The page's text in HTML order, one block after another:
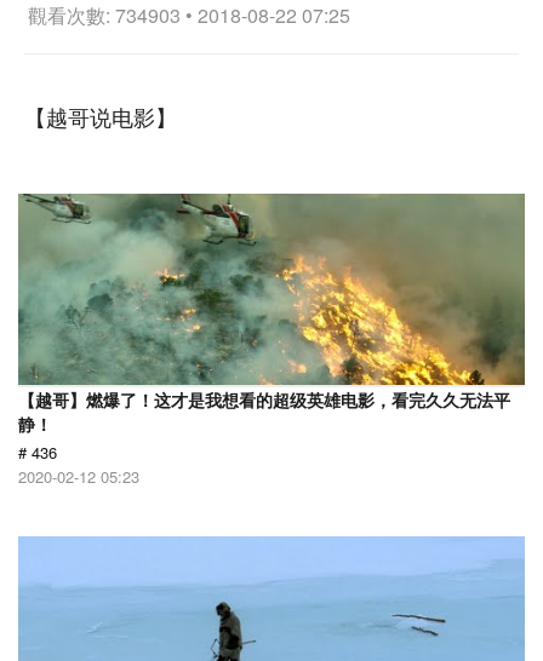
觀看次數: 734903 • 2018-08-22 07:25
【越哥说电影】
【越哥】燃爆了！这才是我想看的超级英雄电影，看完久久无法平
静！
# 436
2020-02-12 05:23